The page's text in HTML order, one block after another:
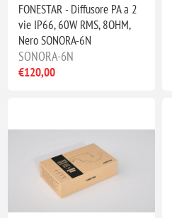
FONESTAR - Diffusore PA a 2
vie IP66, 60W RMS, 8OHM,
Nero SONORA-6N
SONORA-6N
€120,00